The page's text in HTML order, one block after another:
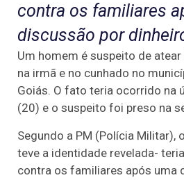
contra os familiares
discussão por
Um homem é suspeito de
na irmã e no cunhado no
Goiás. O fato teria ocorrido na
(20) e o suspeito foi preso na
Segundo a PM (Polícia Militar),
teve a identidade revelada-
contra os familiares após uma